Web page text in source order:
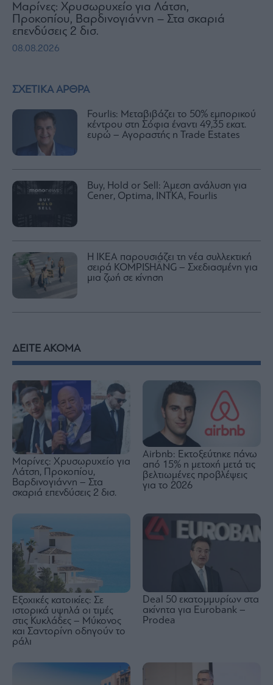
ΣΧΕΤΙΚΑ ΑΡΘΡΑ
Fourlis: Μεταβιβάζει το 50% εμπορικού
κέντρου στη Σόφια έναντι 49,35 εκατ.
ευρώ – Αγοραστής η Trade Estates
Buy, Hold or Sell: Άμεση ανάλυση για
Cener, Optima, INTKA, Fourlis
Η IKEA παρουσιάζει τη νέα συλλεκτική
σειρά KOMPISHÄNG – Σχεδιασμένη για
μια ζωή σε κίνηση
Μαρίνες: Χρυσωρυχείο για Λάτση,
Προκοπίου, Βαρδινογιάννη – Στα σκαριά
επενδύσεις 2 δισ.
08.08.2026
ΔΕΙΤΕ ΑΚΟΜΑ
Μαρίνες: Χρυσωρυχείο για
Λάτση, Προκοπίου,
Βαρδινογιάννη – Στα
σκαριά επενδύσεις 2 δισ.
Airbnb: Εκτοξεύτηκε πάνω
από 15% η μετοχή μετά τις
βελτιωμένες προβλέψεις
για το 2026
Εξοχικές κατοικίες: Σε
ιστορικά υψηλά οι τιμές
στις Κυκλάδες – Μύκονος
και Σαντορίνη οδηγούν το
ράλι
Deal 50 εκατομμυρίων στα
ακίνητα για Eurobank –
Prodea